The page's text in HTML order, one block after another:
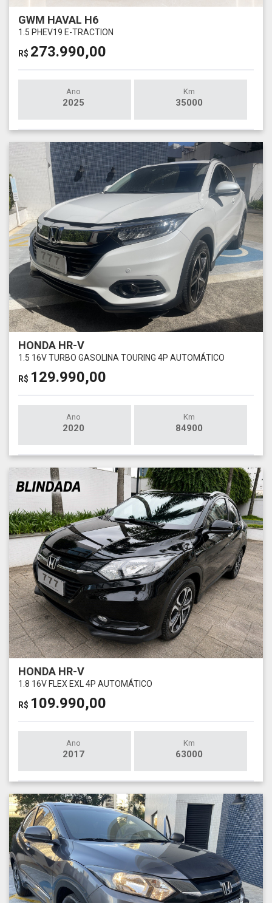
GWM HAVAL H6
1.5 PHEV19 E-TRACTION
R$ 273.990,00
Ano
2025
Km
35000
HONDA HR-V
1.5 16V TURBO GASOLINA TOURING 4P AUTOMÁTICO
R$ 129.990,00
Ano
2020
Km
84900
HONDA HR-V
1.8 16V FLEX EXL 4P AUTOMÁTICO
R$ 109.990,00
Ano
2017
Km
63000